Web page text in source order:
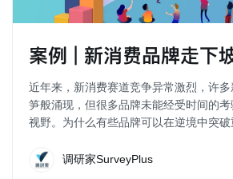
近年来，新消费赛道竞争异常激烈，许
笋般涌现，但很多品牌未能经受时间的
视野。为什么有些品牌可以在逆境中突破
调研家SurveyPlus